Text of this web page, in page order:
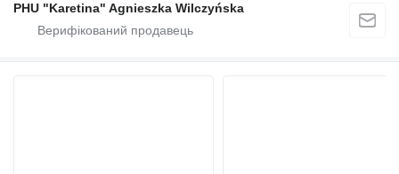
PHU "Karetina" Agnieszka Wilczyńska